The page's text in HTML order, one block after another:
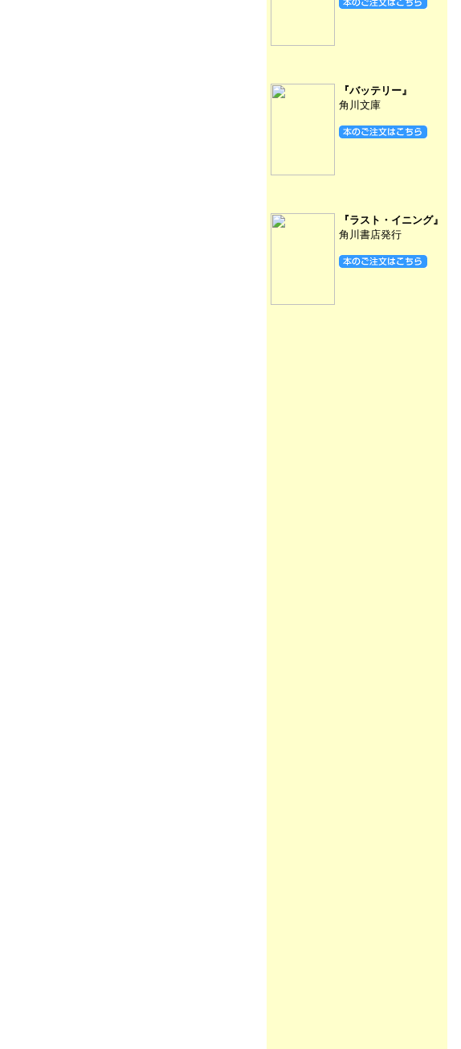
『バッテリー』
角川文庫
『ラスト・イニング』
角川書店発行